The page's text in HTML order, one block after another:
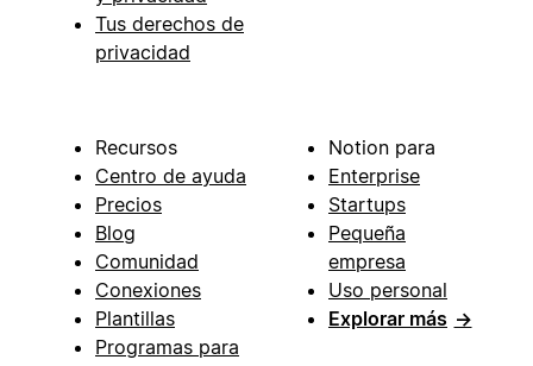
Tus derechos de
privacidad
Recursos
Centro de ayuda
Precios
Blog
Comunidad
Conexiones
Plantillas
Programas para
Notion para
Enterprise
Startups
Pequeña
empresa
Uso personal
Explorar más →